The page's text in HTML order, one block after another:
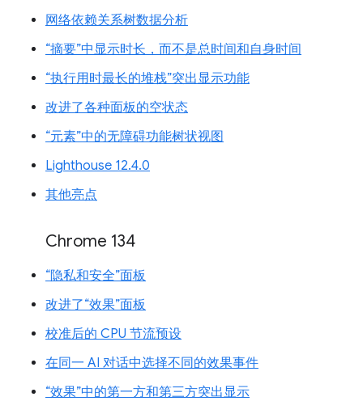
网络依赖关系树数据分析
“摘要”中显示时长，而不是总时间和自身时间
“执行用时最长的堆栈”突出显示功能
改进了各种面板的空状态
“元素”中的无障碍功能树状视图
Lighthouse 12.4.0
其他亮点
Chrome 134
“隐私和安全”面板
改进了“效果”面板
校准后的 CPU 节流预设
在同一 AI 对话中选择不同的效果事件
“效果”中的第一方和第三方突出显示